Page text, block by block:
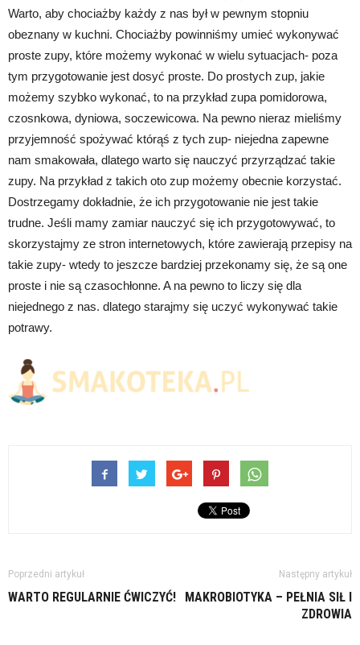
Warto, aby chociażby każdy z nas był w pewnym stopniu
obeznany w kuchni. Chociażby powinniśmy umieć wykonywać
proste zupy, które możemy wykonać w wielu sytuacjach- poza
tym przygotowanie jest dosyć proste. Do prostych zup, jakie
możemy szybko wykonać, to na przykład zupa pomidorowa,
czosnkowa, dyniowa, soczewicowa. Na pewno nieraz mieliśmy
przyjemność spożywać którąś z tych zup- niejedna zapewne
nam smakowała, dlatego warto się nauczyć przyrządzać takie
zupy. Na przykład z takich oto zup możemy obecnie korzystać.
Dostrzegamy dokładnie, że ich przygotowanie nie jest takie
trudne. Jeśli mamy zamiar nauczyć się ich przygotowywać, to
skorzystajmy ze stron internetowych, które zawierają przepisy na
takie zupy- wtedy to jeszcze bardziej przekonamy się, że są one
proste i nie są czasochłonne. A na pewno to liczy się dla
niejednego z nas. dlatego starajmy się uczyć wykonywać takie
potrawy.
Poprzedni artykuł
WARTO REGULARNIE ĆWICZYĆ!
Następny artykuł
MAKROBIOTYKA – PEŁNIA SIŁ I
ZDROWIA